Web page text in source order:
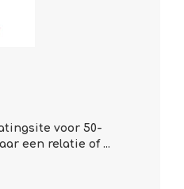
voor 50-
een relatie of ...